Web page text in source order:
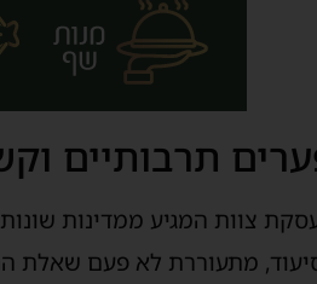
תרבותיים
צוות המגיע ממדינות
מתעוררת לא פעם שאלת